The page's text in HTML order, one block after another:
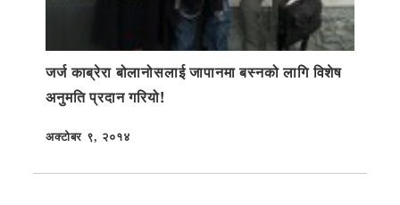
जर्ज काब्रेरा बोलानोसलाई जापानमा बस्नको लागि विशेष
अनुमति प्रदान गरियो!
प्रकाशित
अक्टोबर ९, २०१४